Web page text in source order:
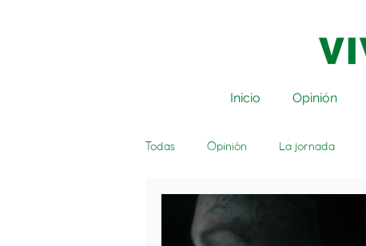
Inicio Opinión
Todas Opinión La jornada